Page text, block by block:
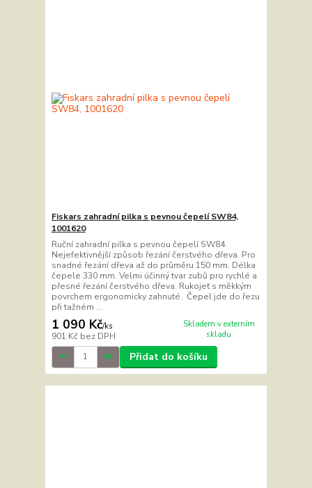
Fiskars zahradní pilka s pevnou čepelí SW84,
1001620
Ruční zahradní pilka s pevnou čepelí SW84
Nejefektivnější způsob řezání čerstvého dřeva. Pro
snadné řezání dřeva až do průměru 150 mm. Délka
čepele 330 mm. Velmi účinný tvar zubů pro rychlé a
přesné řezání čerstvého dřeva. Rukojeť s měkkým
povrchem ergonomicky zahnuté. Čepel jde do řezu
při tažném ...
1 090 Kč/ks
901 Kč bez DPH
Skladem v externím
skladu
Přidat do košíku